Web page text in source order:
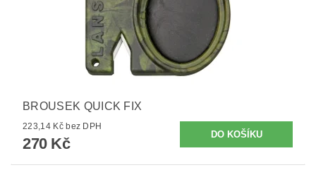
BROUSEK QUICK FIX
223,14 Kč bez DPH
270 Kč